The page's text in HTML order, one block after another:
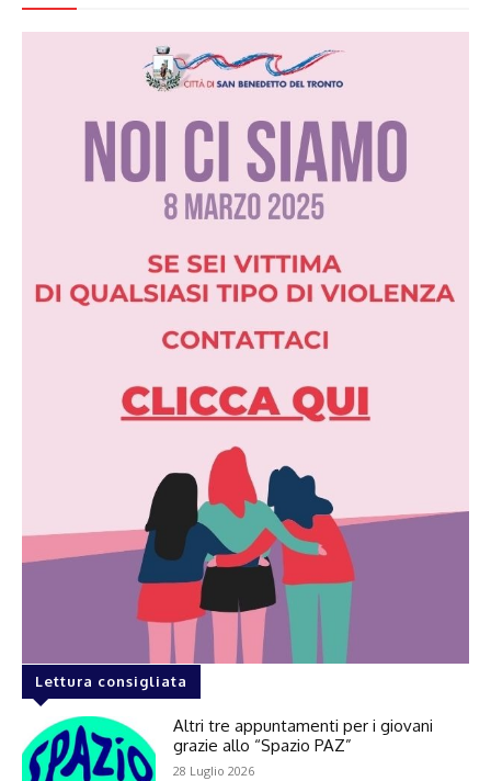
Lettura consigliata
Altri tre appuntamenti per i giovani
grazie allo “Spazio PAZ”
28 Luglio 2026